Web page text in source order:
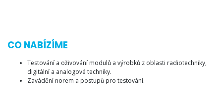
CO NABÍZÍME
Testování a oživování modulů a výrobků z oblasti radiotechniky,
digitální a analogové techniky.
Zavádění norem a postupů pro testování.